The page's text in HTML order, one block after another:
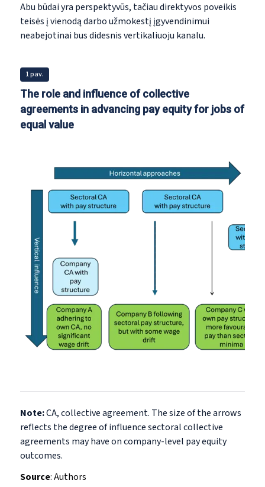
Abu būdai yra perspektyvūs, tačiau direktyvos poveikis
teisės į vienodą darbo užmokestį įgyvendinimui
neabejotinai bus didesnis vertikaliuoju kanalu.
1 pav.
The role and influence of collective
agreements in advancing pay equity for jobs of
equal value
Note:CA, collective agreement. The size of the arrows
reflects the degree of influence sectoral collective
agreements may have on company-level pay equity
outcomes.
Source:Authors